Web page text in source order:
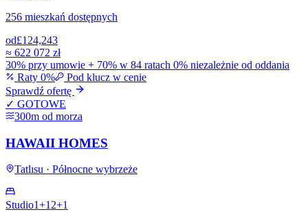
256 mieszkań dostępnych
od£124,243
≈ 622 072 zł
30% przy umowie + 70% w 84 ratach 0% niezależnie od oddania
Raty 0%
Pod klucz w cenie
Sprawdź ofertę
✓ GOTOWE
300m od morza
HAWAII HOMES
Tatlısu · Północne wybrzeże
Studio1+1 2+1